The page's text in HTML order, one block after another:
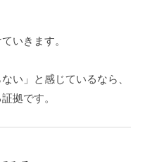
いきます。
い」と感じているなら、
拠です。